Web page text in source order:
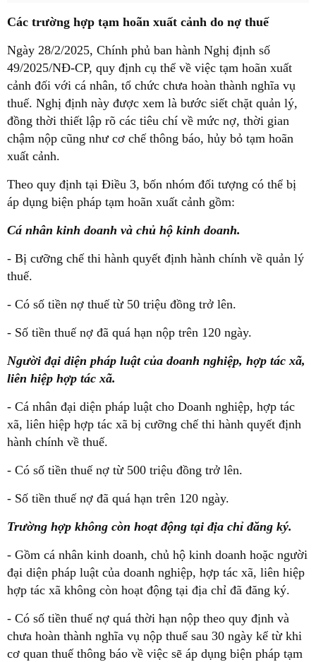
Các trường hợp tạm hoãn xuất cảnh do nợ thuế
Ngày 28/2/2025, Chính phủ ban hành Nghị định số
49/2025/NĐ-CP, quy định cụ thể về việc tạm hoãn xuất
cảnh đối với cá nhân, tổ chức chưa hoàn thành nghĩa vụ
thuế. Nghị định này được xem là bước siết chặt quản lý,
đồng thời thiết lập rõ các tiêu chí về mức nợ, thời gian
chậm nộp cũng như cơ chế thông báo, hủy bỏ tạm hoãn
xuất cảnh.
Theo quy định tại Điều 3, bốn nhóm đối tượng có thể bị
áp dụng biện pháp tạm hoãn xuất cảnh gồm:
Cá nhân kinh doanh và chủ hộ kinh doanh.
- Bị cưỡng chế thi hành quyết định hành chính về quản lý
thuế.
- Có số tiền nợ thuế từ 50 triệu đồng trở lên.
- Số tiền thuế nợ đã quá hạn nộp trên 120 ngày.
Người đại diện pháp luật của doanh nghiệp, hợp tác xã,
liên hiệp hợp tác xã.
- Cá nhân đại diện pháp luật cho Doanh nghiệp, hợp tác
xã, liên hiệp hợp tác xã bị cưỡng chế thi hành quyết định
hành chính về thuế.
- Có số tiền thuế nợ từ 500 triệu đồng trở lên.
- Số tiền thuế nợ đã quá hạn trên 120 ngày.
Trường hợp không còn hoạt động tại địa chỉ đăng ký.
- Gồm cá nhân kinh doanh, chủ hộ kinh doanh hoặc người
đại diện pháp luật của doanh nghiệp, hợp tác xã, liên hiệp
hợp tác xã không còn hoạt động tại địa chỉ đã đăng ký.
- Có số tiền thuế nợ quá thời hạn nộp theo quy định và
chưa hoàn thành nghĩa vụ nộp thuế sau 30 ngày kể từ khi
cơ quan thuế thông báo về việc sẽ áp dụng biện pháp tạm